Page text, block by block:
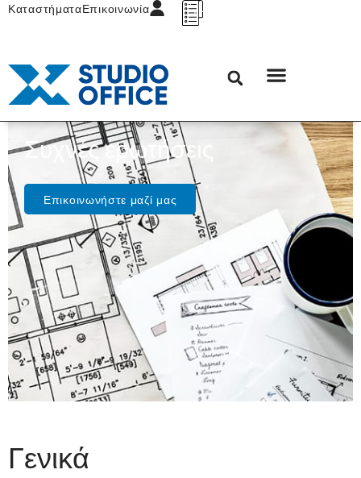
ΚαταστήματαΕπικοινωνία
Συχνές ερωτήσεις
Επικοινωνήστε μαζί μας
Γενικά